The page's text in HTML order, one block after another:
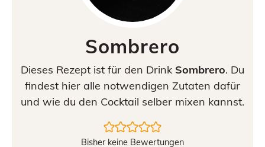
Sombrero
Dieses Rezept ist für den Drink Sombrero. Du
findest hier alle notwendigen Zutaten dafür
und wie du den Cocktail selber mixen kannst.
Bisher keine Bewertungen